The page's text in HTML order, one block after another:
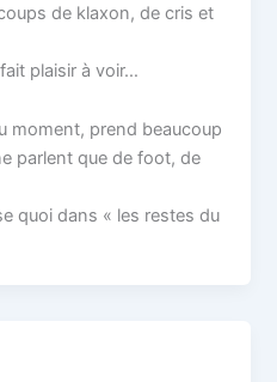
de klaxon, de cris et
plaisir à voir…
moment, prend beaucoup
parlent que de foot, de
quoi dans « les restes du